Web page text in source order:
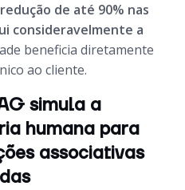
de até 90% nas
consideravelmente a
beneficia diretamente
ao cliente.
simula a
humana para
associativas